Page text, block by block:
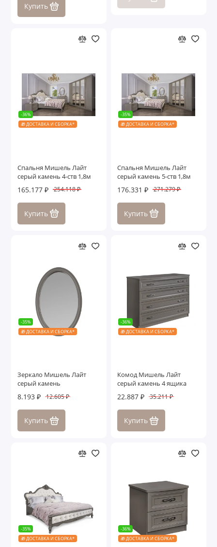
Купить
-36%
🎁 ДОСТАВКА И СБОРКА*
Спальня Мишель Лайт
серый камень 4-ств 1,8м
165.177 ₽ 254.118 ₽
Купить
-35%
🎁 ДОСТАВКА И СБОРКА*
Спальня Мишель Лайт
серый камень 5-ств 1,8м
176.331 ₽ 271.279 ₽
Купить
-35%
🎁 ДОСТАВКА И СБОРКА*
Зеркало Мишель Лайт
серый камень
8.193 ₽ 12.605 ₽
Купить
-36%
🎁 ДОСТАВКА И СБОРКА*
Комод Мишель Лайт
серый камень 4 ящика
22.887 ₽ 35.211 ₽
Купить
-35%
🎁 ДОСТАВКА И СБОРКА*
-36%
🎁 ДОСТАВКА И СБОРКА*